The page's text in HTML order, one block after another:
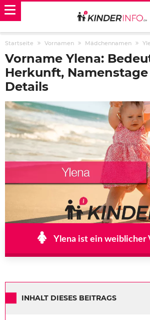
Startseite Vornamen Mädchennamen
Vorname Ylena:
Herkunft,
Details
Ylena ist ein weiblicher
INHALT DIESES BEITRAGS